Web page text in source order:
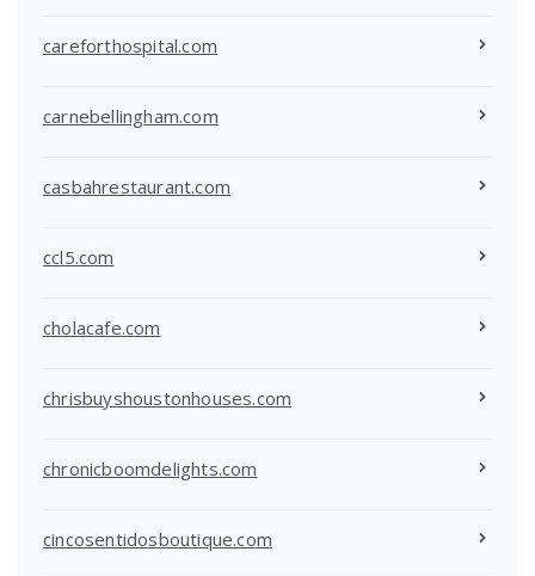
careforthospital.com
carnebellingham.com
casbahrestaurant.com
ccl5.com
cholacafe.com
chrisbuyshoustonhouses.com
chronicboomdelights.com
cincosentidosboutique.com